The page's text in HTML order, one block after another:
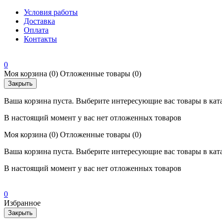
Условия работы
Доставка
Оплата
Контакты
0
Моя корзина (0) Отложенные товары (0)
Закрыть
Ваша корзина пуста. Выберите интересующие вас товары в
В настоящий момент у вас нет отложенных товаров
Моя корзина (0) Отложенные товары (0)
Ваша корзина пуста. Выберите интересующие вас товары в
В настоящий момент у вас нет отложенных товаров
0
Избранное
Закрыть